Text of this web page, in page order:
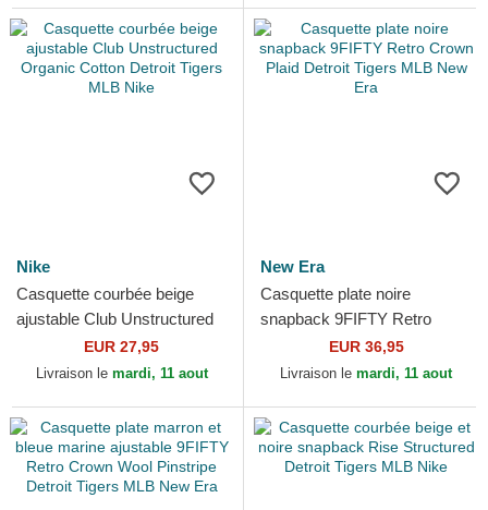
Nike
Casquette courbée beige
ajustable Club Unstructured
Organic Cotton Detroit Tigers
MLB Nike
EUR 27,95
Livraison le mardi, 11 aout
New Era
Casquette plate noire
snapback 9FIFTY Retro
Crown Plaid Detroit Tigers
MLB New Era
EUR 36,95
Livraison le mardi, 11 aout